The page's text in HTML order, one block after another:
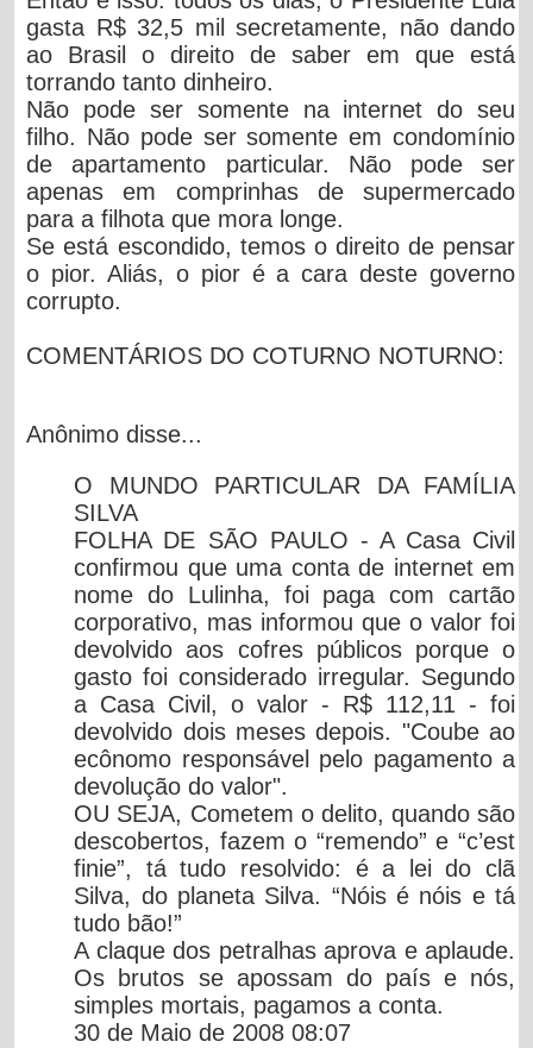
gasta R$ 32,5 mil secretamente, não dando
ao Brasil o direito de saber em que está
torrando tanto dinheiro.
Não pode ser somente na internet do seu
filho. Não pode ser somente em condomínio
de apartamento particular. Não pode ser
apenas em comprinhas de supermercado
para a filhota que mora longe.
Se está escondido, temos o direito de pensar
o pior. Aliás, o pior é a cara deste governo
corrupto.
COMENTÁRIOS DO COTURNO NOTURNO:
Anônimo disse...
O MUNDO PARTICULAR DA FAMÍLIA
SILVA
FOLHA DE SÃO PAULO - A Casa Civil
confirmou que uma conta de internet em
nome do Lulinha, foi paga com cartão
corporativo, mas informou que o valor foi
devolvido aos cofres públicos porque o
gasto foi considerado irregular. Segundo
a Casa Civil, o valor - R$ 112,11 - foi
devolvido dois meses depois. "Coube ao
ecônomo responsável pelo pagamento a
devolução do valor".
OU SEJA, Cometem o delito, quando são
descobertos, fazem o “remendo” e “c’est
finie”, tá tudo resolvido: é a lei do clã
Silva, do planeta Silva. “Nóis é nóis e tá
tudo bão!”
A claque dos petralhas aprova e aplaude.
Os brutos se apossam do país e nós,
simples mortais, pagamos a conta.
30 de Maio de 2008 08:07